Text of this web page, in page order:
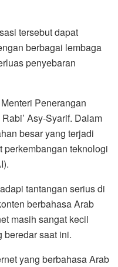
tersebut dapat
berbagai lembaga
penyebaran
Penerangan
Asy-Syarif. Dalam
besar yang terjadi
perkembangan teknologi
tantangan serius di
berbahasa Arab
masih sangat kecil
saat ini.
yang berbahasa Arab